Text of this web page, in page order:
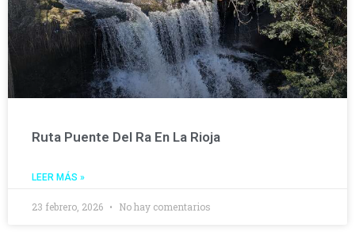
Ruta Puente Del Ra En La Rioja
LEER MÁS »
23 febrero, 2026 No hay comentarios